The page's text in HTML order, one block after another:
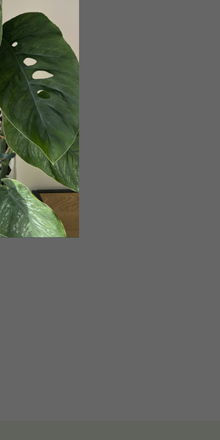
podmínkami .
účelem registrace.